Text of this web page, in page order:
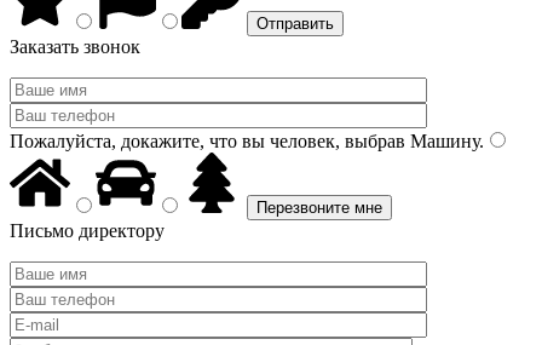
Заказать звонок
Пожалуйста, докажите, что вы человек, выбрав Машину.
Письмо директору